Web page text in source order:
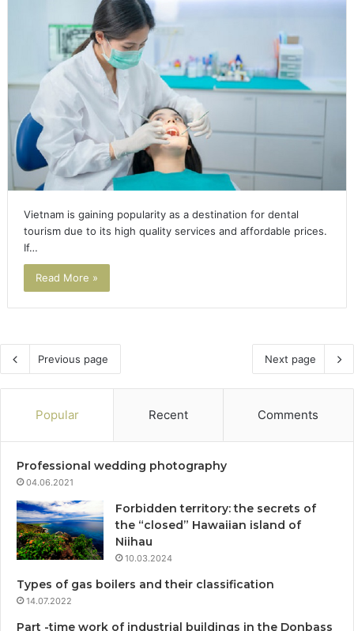
Vietnam is gaining popularity as a destination for dental
tourism due to its high quality services and affordable prices.
If…
Read More »
Previous page Next page
Popular Recent Comments
Professional wedding photography
04.06.2021
Forbidden territory: the secrets of
the “closed” Hawaiian island of
Niihau
10.03.2024
Types of gas boilers and their classification
14.07.2022
Part -time work of industrial buildings in the Donbass